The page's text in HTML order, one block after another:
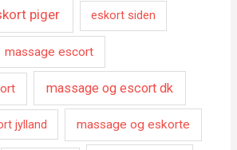
piger eskort siden
massage escort
massage og escort dk
jylland massage og eskorte